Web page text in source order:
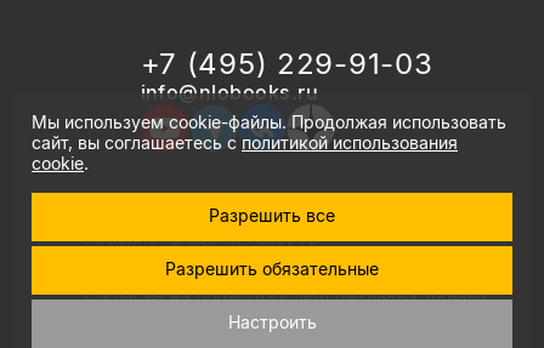
+7 (495) 229-91-03
info@nlobooks.ru
© Новое литературное обозрение. 2026
правила продажи товаров
политика использования cookie
согласие на обработку персональных данных
дизайн Дмитрия Черногаева
разработка и запуск:
Мы используем cookie-файлы. Продолжая использовать
сайт, вы соглашаетесь сполитикой использования
cookie.
Разрешить все
Разрешить обязательные
Настроить